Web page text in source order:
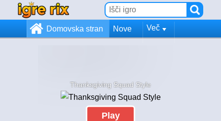
Domovska stran Nove Več
Thanksgiving Squad Style
Play